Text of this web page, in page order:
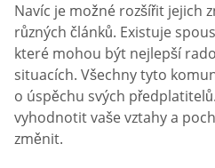
Navíc je možné rozšířit jejich
různých článků. Existuje
které mohou být nejlepší
situacích. Všechny tyto
o úspěchu svých
vyhodnotit vaše vztahy a
změnit.